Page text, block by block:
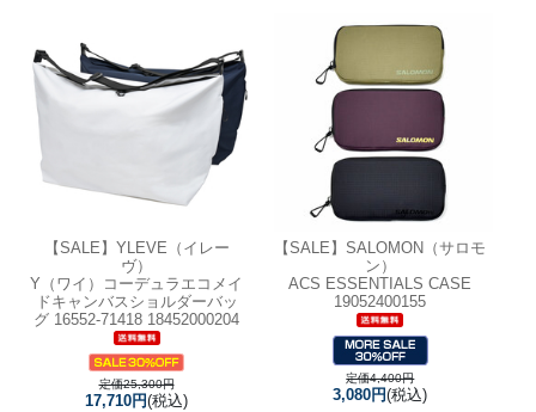
【SALE】 YLEVE（イレー
ヴ）
Y（ワイ）コーデュラエコメイ
ドキャンバスショルダーバッ
グ 16552-71418 18452000204
定価25,300円
17,710円(税込)
【SALE】SALOMON（サロモ
ン）
ACS ESSENTIALS CASE
19052400155
定価4,400円
3,080円(税込)